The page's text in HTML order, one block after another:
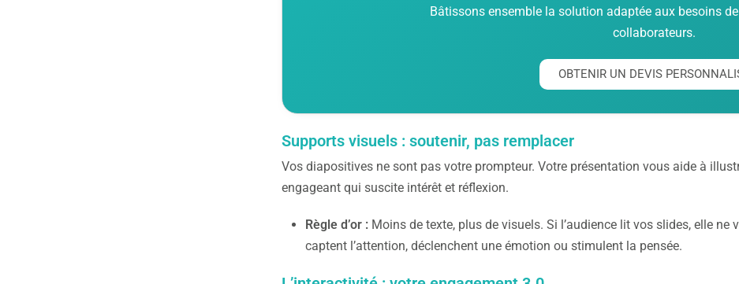
Bâtissons ensemble la solution adaptée aux besoins
collaborateurs.
OBTENIR UN DEVIS
Supports visuels : soutenir, pas remplacer
Vos diapositives ne sont pas votre prompteur. Votre présentation vous aide à
engageant qui suscite intérêt et réflexion.
Règle d’or : Moins de texte, plus de visuels. Si l’audience lit vos slides, elle
captent l’attention, déclenchent une émotion ou stimulent la pensée.